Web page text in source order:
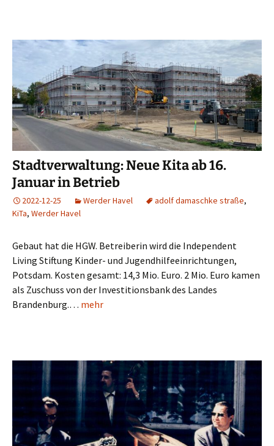
Stadtverwaltung: Neue Kita ab 16.
Januar in Betrieb
2022-12-25 Werder Havel adolf damaschke straße,
KiTa, Werder Havel
Gebaut hat die HGW. Betreiberin wird die Independent
Living Stiftung Kinder- und Jugendhilfeeinrichtungen,
Potsdam. Kosten gesamt: 14,3 Mio. Euro. 2 Mio. Euro kamen
als Zuschuss von der Investitionsbank des Landes
Brandenburg.… mehr